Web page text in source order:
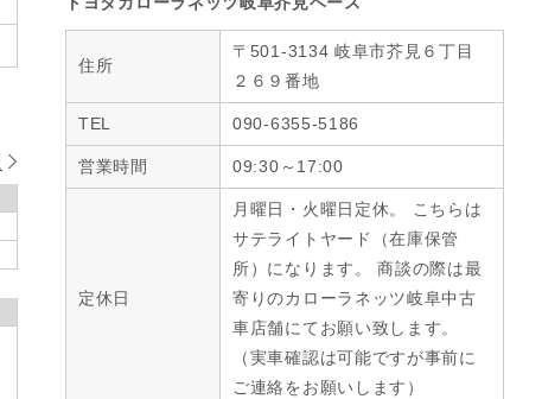
住所
〒501-3134 岐阜市芥見６丁目
２６９番地
TEL 090-6355-5186
営業時間 09:30～17:00
定休日
月曜日・火曜日定休。 こちらは
サテライトヤード（在庫保管
所）になります。 商談の際は最
寄りのカローラネッツ岐阜中古
車店舗にてお願い致します。
（実車確認は可能ですが事前に
ご連絡をお願いします）